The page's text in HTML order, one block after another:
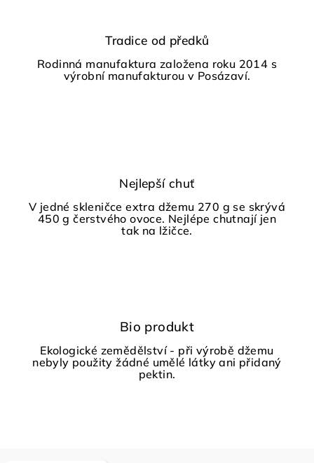
Tradice od předků
Rodinná manufaktura založena roku 2014 s
výrobní manufakturou v Posázaví.
Nejlepší chuť
V jedné skleničce extra džemu 270 g se skrývá
450 g čerstvého ovoce. Nejlépe chutnají jen
tak na lžičce.
Bio produkt
Ekologické zemědělství - při výrobě džemu
nebyly použity žádné umělé látky ani přidaný
pektin.